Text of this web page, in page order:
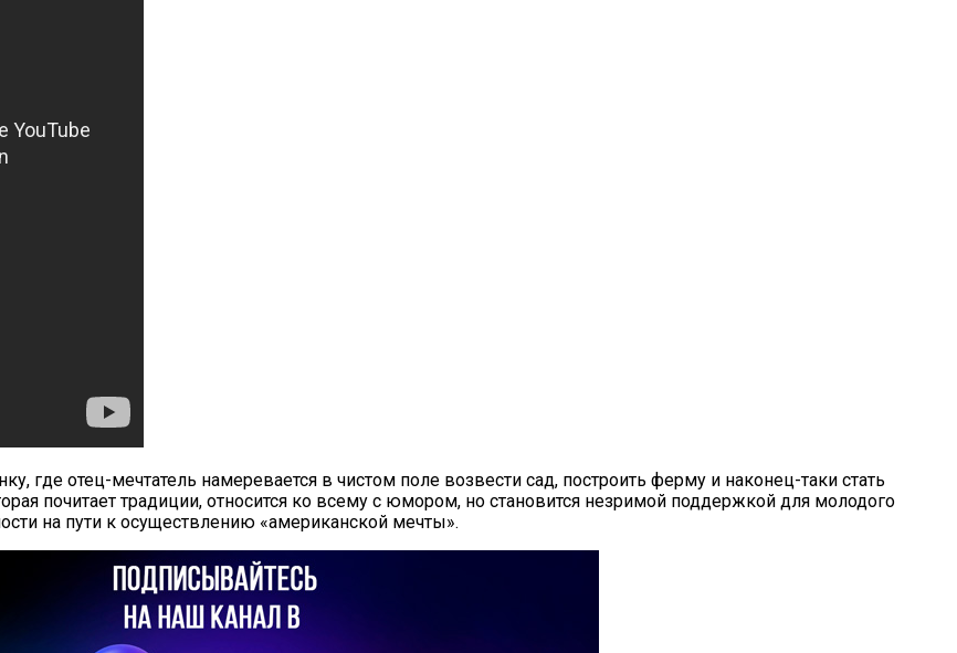
где отец-мечтатель намеревается в чистом поле возвести сад, построить ферму и наконец-таки стать
почитает традиции, относится ко всему с юмором, но становится незримой поддержкой для молодого
на пути к осуществлению «американской мечты».